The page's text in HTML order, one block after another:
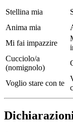
Stellina mia
Anima mia
Mi fai impazzire
Cucciolo/a
(nomignolo)
Voglio stare con te